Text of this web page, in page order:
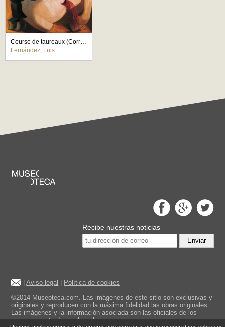
Course de taureaux (Corrida de toros)
Fernández, Luis
Recibe nuestras noticias
Enviar
|Aviso legal
Política de cookies
©2014 Museoteca.com. Las imágenes de este sitio son exclusivas y
originales y reproducen con la máxima fidelidad las obras originales.
Las imágenes y la información asociada son las oficiales de los
museos mostrados en la web.